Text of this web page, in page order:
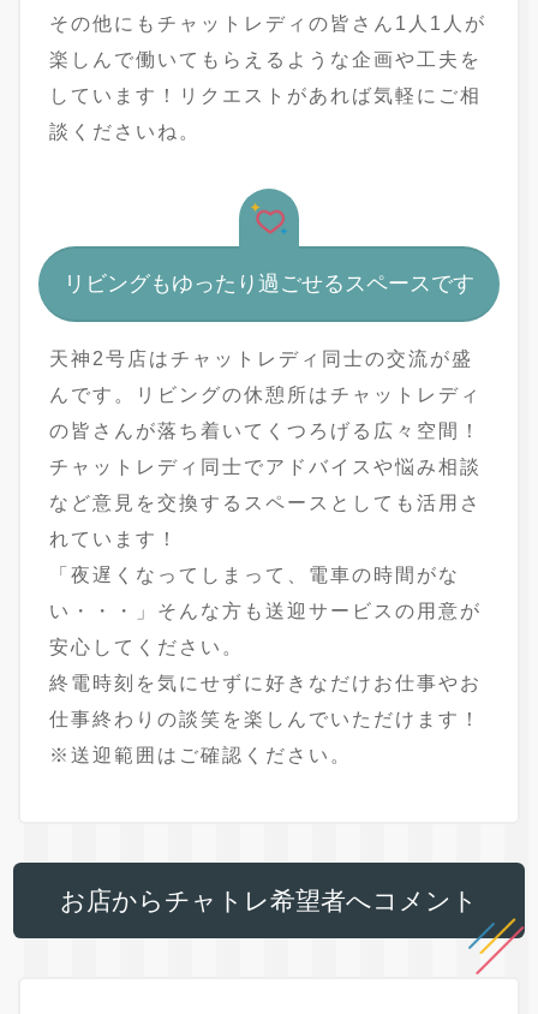
その他にもチャットレディの皆さん1人1人が
楽しんで働いてもらえるような企画や工夫を
しています！リクエストがあれば気軽にご相
談くださいね。
リビングもゆったり過ごせるスペースです
天神2号店はチャットレディ同士の交流が盛
んです。リビングの休憩所はチャットレディ
の皆さんが落ち着いてくつろげる広々空間！
チャットレディ同士でアドバイスや悩み相談
など意見を交換するスペースとしても活用さ
れています！
「夜遅くなってしまって、電車の時間がな
い・・・」そんな方も送迎サービスの用意が
安心してください。
終電時刻を気にせずに好きなだけお仕事やお
仕事終わりの談笑を楽しんでいただけます！
※送迎範囲はご確認ください。
お店からチャトレ希望者へコメント